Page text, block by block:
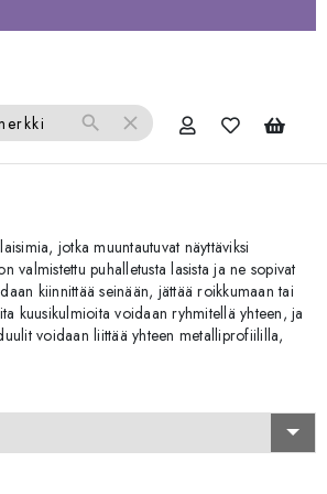
search close
jotka muuntautuvat näyttäviksi
valmistettu puhalletusta lasista ja ne sopivat
kiinnittää seinään, jättää roikkumaan tai
kuusikulmioita voidaan ryhmitellä yhteen, ja
voidaan liittää yhteen metalliprofiililla,